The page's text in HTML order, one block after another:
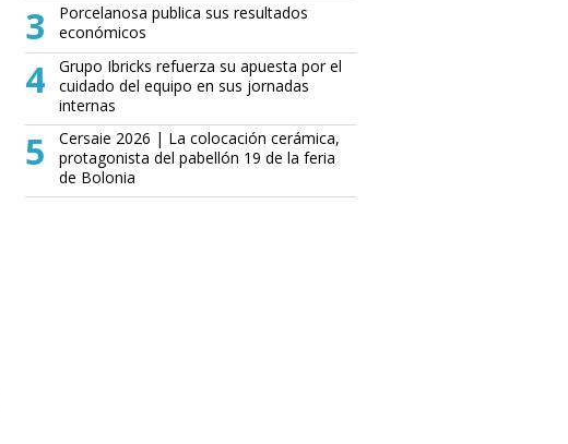
3
Porcelanosa publica sus resultados
económicos
4
Grupo Ibricks refuerza su apuesta por el
cuidado del equipo en sus jornadas
internas
5
Cersaie 2026 | La colocación cerámica,
protagonista del pabellón 19 de la feria
de Bolonia